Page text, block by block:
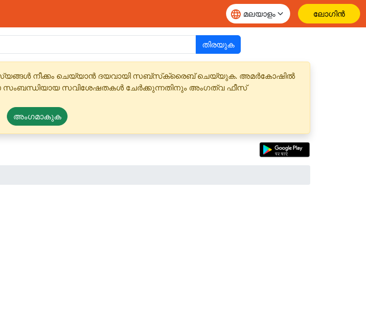
ലോഗിൻ
തിരയുക
നീക്കം ചെയ്യാൻ ദയവായി സബ്‌സ്‌ക്രൈബ് ചെയ്യുക. അമർകോഷിൽ
സംബന്ധിയായ സവിശേഷതകൾ ചേർക്കുന്നതിനും അംഗത്വ ഫീസ്
അംഗമാകുക